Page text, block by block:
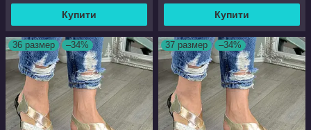
Купити Купити
36 размер –34% 37 размер –34%